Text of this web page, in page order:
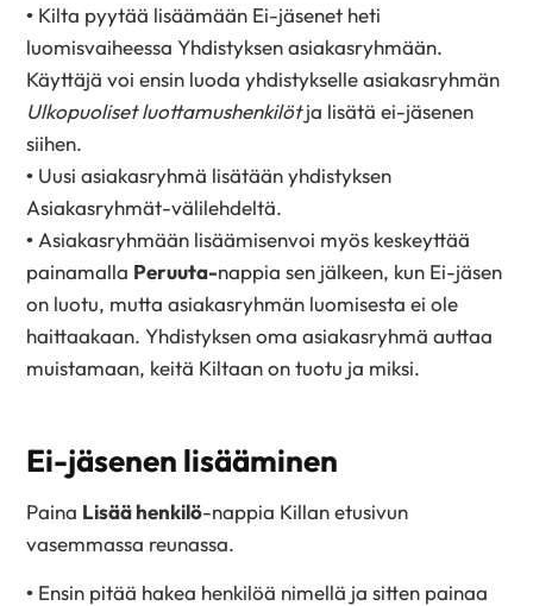
• Kilta pyytää lisäämään Ei-jäsenet heti
luomisvaiheessa Yhdistyksen asiakasryhmään.
Käyttäjä voi ensin luoda yhdistykselle asiakasryhmän
Ulkopuoliset luottamushenkilötja lisätä ei-jäsenen
siihen.
• Uusi asiakasryhmä lisätään yhdistyksen
Asiakasryhmät-välilehdeltä.
• Asiakasryhmään lisäämisenvoi myös keskeyttää
painamalla Peruuta-nappia sen jälkeen, kun Ei-jäsen
on luotu, mutta asiakasryhmän luomisesta ei ole
haittaakaan. Yhdistyksen oma asiakasryhmä auttaa
muistamaan, keitä Kiltaan on tuotu ja miksi.
Ei-jäsenen lisääminen
Paina Lisää henkilö-nappia Killan etusivun
vasemmassa reunassa.
• Ensin pitää hakea henkilöä nimellä ja sitten painaa